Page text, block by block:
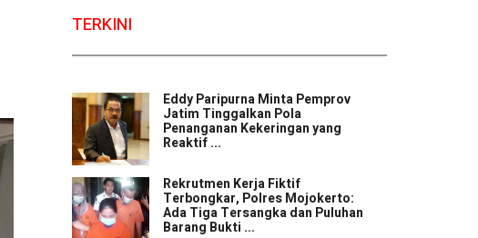
TERKINI
Eddy Paripurna Minta Pemprov
Jatim Tinggalkan Pola
Penanganan Kekeringan yang
Reaktif ...
Rekrutmen Kerja Fiktif
Terbongkar, Polres Mojokerto:
Ada Tiga Tersangka dan Puluhan
Barang Bukti ...